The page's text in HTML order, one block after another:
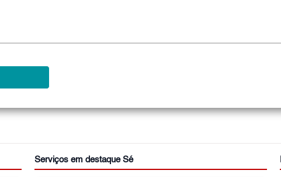
Serviços em destaque Sé